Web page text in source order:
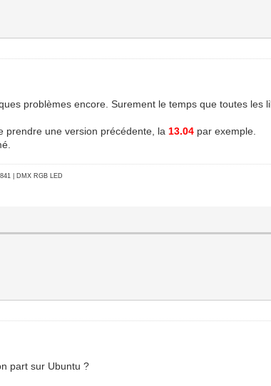
problèmes encore. Surement le temps que toutes les
prendre une version précédente, la 13.04 par exemple.
| DMX RGB LED
part sur Ubuntu ?